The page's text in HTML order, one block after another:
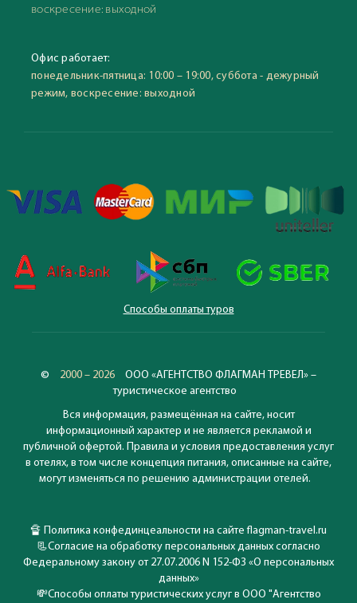
воскресение: выходной
Офис работает:
понедельник-пятница: 10:00 – 19:00, суббота - дежурный
режим, воскресение: выходной
Способы оплаты туров
© 2000 – 2026
ООО «АГЕНТСТВО ФЛАГМАН ТРЕВЕЛ» –
туристическое агентство
Вся информация, размещённая на сайте, носит
информационный характер и не является рекламой и
публичной офертой. Правила и условия предоставления услуг
в отелях, в том числе концепция питания, описанные на сайте,
могут изменяться по решению администрации отелей.
🔏 Политика конфединцеальности на сайте flagman-travel.ru
📃Согласие на обработку персональных данных согласно
Федеральному закону от 27.07.2006 N 152-ФЗ «О персональных
данных»
💸Способы оплаты туристических услуг в ООО "Агентство